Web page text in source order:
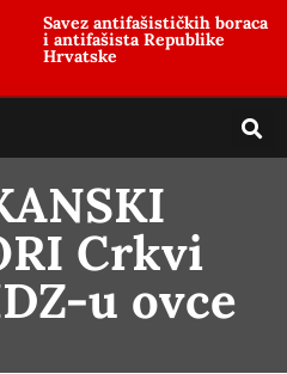
Savez antifašističkih boraca
i antifašista Republike
Hrvatske
Crkvi
u ovce